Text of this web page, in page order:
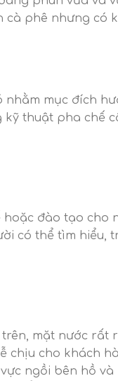
cà phê nhưng có
mục đích
thuật pha chế
đào tạo cho
có thể tìm hiểu,
mặt nước rất
chịu cho khách
ngồi bên hồ